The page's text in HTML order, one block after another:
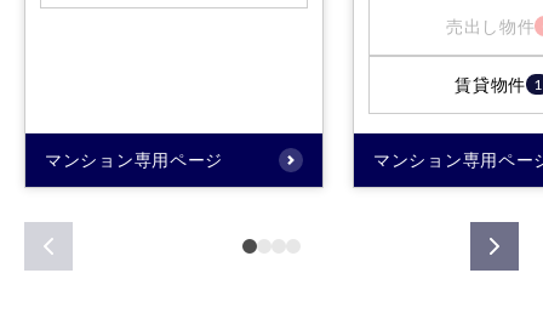
マンション専用ページ
売出し物件
賃貸物件 1
マンション専用ペー